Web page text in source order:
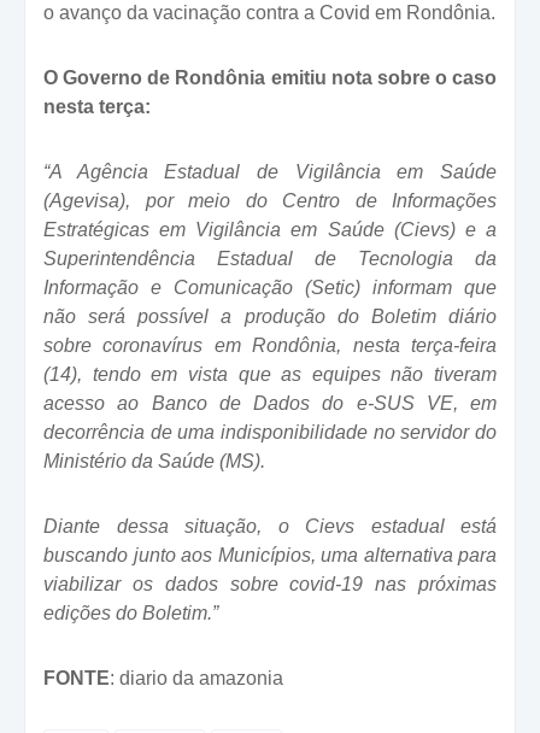
o avanço da vacinação contra a Covid em Rondônia.
O Governo de Rondônia emitiu nota sobre o caso
nesta terça:
“A Agência Estadual de Vigilância em Saúde
(Agevisa), por meio do Centro de Informações
Estratégicas em Vigilância em Saúde (Cievs) e a
Superintendência Estadual de Tecnologia da
Informação e Comunicação (Setic) informam que
não será possível a produção do Boletim diário
sobre coronavírus em Rondônia, nesta terça-feira
(14), tendo em vista que as equipes não tiveram
acesso ao Banco de Dados do e-SUS VE, em
decorrência de uma indisponibilidade no servidor do
Ministério da Saúde (MS).
Diante dessa situação, o Cievs estadual está
buscando junto aos Municípios, uma alternativa para
viabilizar os dados sobre covid-19 nas próximas
edições do Boletim.”
FONTE: diario da amazonia